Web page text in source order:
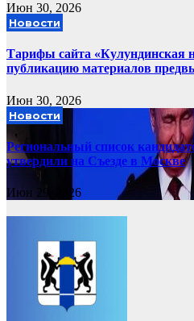
Июн 30, 2026
Новости
Тарифы сайта «Кулундинская
публикацию материалов
Июн 30, 2026
Новости
Региональный список
утвердили на Съезде в Москве
Июн 29, 2026